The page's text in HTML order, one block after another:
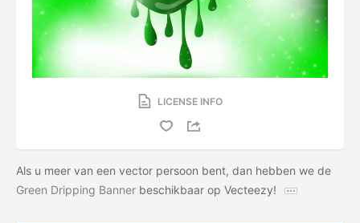
LICENSE INFO
Als u meer van een vector persoon bent, dan hebben we de
Green Dripping Banner beschikbaar op Vecteezy!